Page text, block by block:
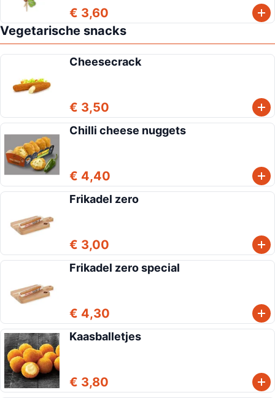
€ 3,60
Vegetarische snacks
Cheesecrack
€ 3,50
Chilli cheese nuggets
€ 4,40
Frikadel zero
€ 3,00
Frikadel zero special
€ 4,30
Kaasballetjes
€ 3,80